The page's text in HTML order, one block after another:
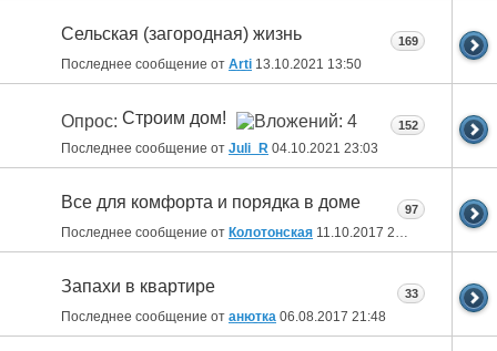
Сельская (загородная) жизнь
Последнее сообщение от Arti 13.10.2021 13:50
169
Опрос: Строим дом!
Последнее сообщение от Juli_R 04.10.2021 23:03
152
Все для комфорта и порядка в доме
Последнее сообщение от Колотонская 11.10.2017 23:12
97
Запахи в квартире
Последнее сообщение от анютка 06.08.2017 21:48
33